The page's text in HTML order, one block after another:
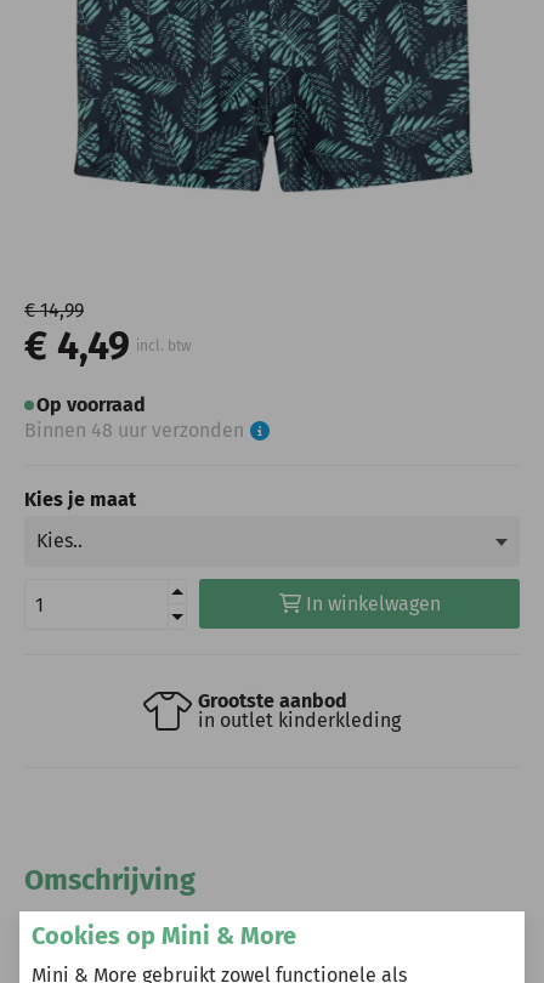
€ 14,99
€ 4,49 incl. btw
Op voorraad
Binnen 48 uur verzonden
Kies je maat
In winkelwagen
Grootste aanbod
in outlet kinderkleding
Omschrijving
Dirkje swimshort steel blue (50746)
Cookies op Mini & More
Mini & More gebruikt zowel functionele als